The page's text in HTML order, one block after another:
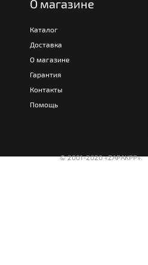
О магазине
Каталог
Доставка
О магазине
Гарантия
Контакты
Помощь
© 2001-2020 «ZAPAKPP».